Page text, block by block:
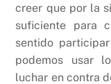
creer que por la
suficiente para
sentido
podemos usar
luchar en contra